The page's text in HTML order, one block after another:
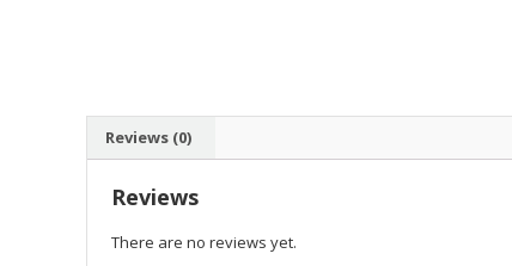
Reviews (0)
Reviews
There are no reviews yet.